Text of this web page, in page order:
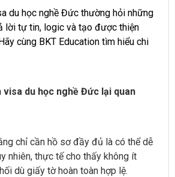
du học nghề Đức thường hỏi những
lời tự tin, logic và tạo được thiện
cùng BKT Education tìm hiểu chi
visa du học nghề Đức lại quan
chỉ cần hồ sơ đầy đủ là có thể dễ
nhiên, thực tế cho thấy không ít
dù giấy tờ hoàn toàn hợp lệ.